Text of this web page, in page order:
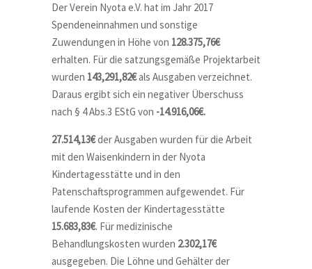
Der Verein Nyota e.V. hat im Jahr 2017
Spendeneinnahmen und sonstige
Zuwendungen in Höhe von 128.375,76€
erhalten. Für die satzungsgemäße Projektarbeit
wurden 143,291,82€als Ausgaben verzeichnet.
Daraus ergibt sich ein negativer Überschuss
nach § 4 Abs.3 EStG von -14.916,06€.
27.514,13€der Ausgaben wurden für die Arbeit
mit den Waisenkindern in der Nyota
Kindertagesstätte und in den
Patenschaftsprogrammen aufgewendet. Für
laufende Kosten der Kindertagesstätte
15.683,83€. Für medizinische
Behandlungskosten wurden 2.302,17€
ausgegeben. Die Löhne und Gehälter der